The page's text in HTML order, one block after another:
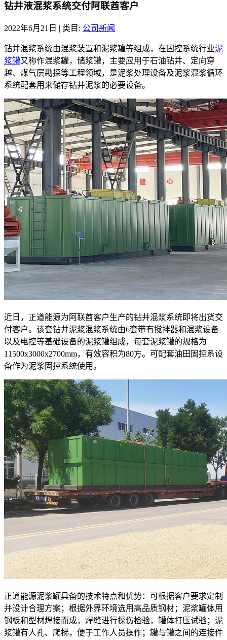
钻井液混浆系统交付阿联酋客户
2022年6月21日 | 类目: 公司新闻
钻井混浆系统由混浆装置和泥浆罐等组成，在固控系统行业泥
浆罐又称作混浆罐，储浆罐，主要应用于石油钻井、定向穿
越、煤气层勘探等工程领域，是泥浆处理设备及泥浆混浆循环
系统配套用来储存钻井泥浆的必要设备。
近日，正道能源为阿联酋客户生产的钻井混浆系统即将出货交
付客户。该套钻井泥浆混浆系统由6套带有搅拌器和混浆设备
以及电控等基础设备的泥浆罐组成，每套泥浆罐的规格为
11500x3000x2700mm，有效容积为80方。可配套油田固控系设
备作为泥浆固控系统使用。
正道能源泥浆罐具备的技术特点和优势：可根据客户要求定制
并设计合理方案；根据外界环境选用高品质钢材；泥浆罐体用
钢板和型材焊接而成，焊缝进行探伤检验，罐体打压试验；泥
浆罐有人孔、爬梯，便于工作人员操作；罐与罐之间的连接件